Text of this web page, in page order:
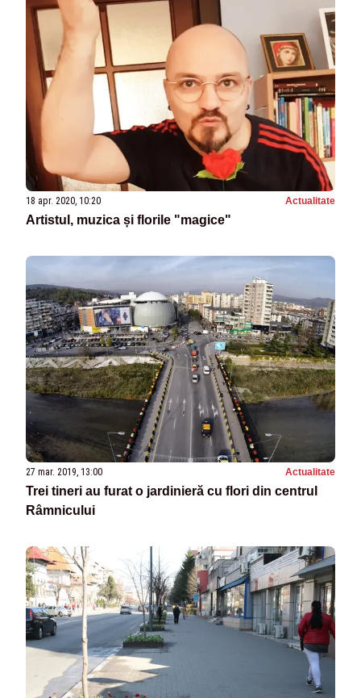
18 apr. 2020, 10:20 Actualitate
Artistul, muzica și florile "magice"
27 mar. 2019, 13:00 Actualitate
Trei tineri au furat o jardinieră cu flori din centrul
Râmnicului